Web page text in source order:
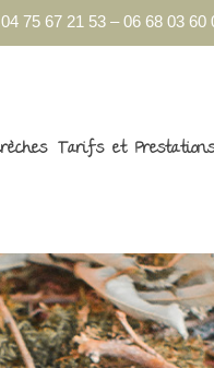
75 67 21 53 – 06 68 03 60
Tarifs et Prestations